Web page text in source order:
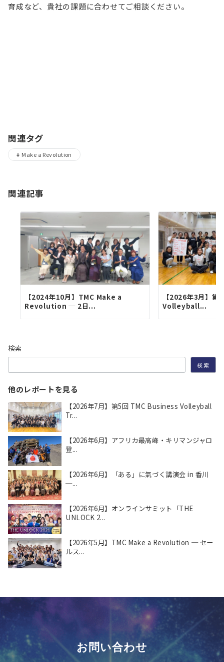
育成など、貴社の課題に合わせてご相談ください。
関連タグ
Make a Revolution
関連記事
【2024年10月】TMC Make a
Revolution ─ 2日...
【2026年3月】
Volleyball...
検索
検索
他のレポートを見る
【2026年7月】第5回 TMC Business Volleyball
Tr...
【2026年6月】アフリカ最高峰・キリマンジャロ
登...
【2026年6月】「ある」に氣づく講演会 in 香川
─...
【2026年6月】オンラインサミット「THE
UNLOCK 2...
【2026年5月】TMC Make a Revolution ─ セー
ルス...
お問い合わせ